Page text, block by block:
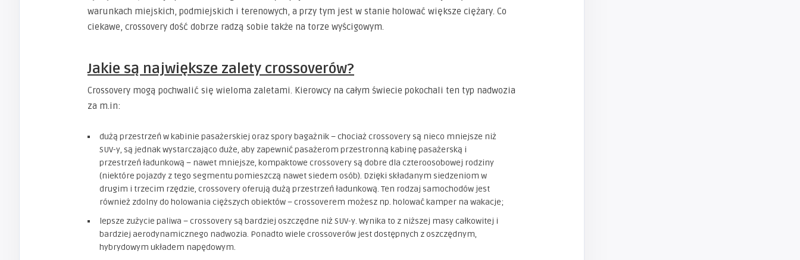
warunkach miejskich, podmiejskich i terenowych, a przy tym jest w stanie holować większe ciężary. Co
ciekawe, crossovery dość dobrze radzą sobie także na torze wyścigowym.
Jakie są największe zalety crossoverów?
Crossovery mogą pochwalić się wieloma zaletami. Kierowcy na całym świecie pokochali ten typ nadwozia
za m.in:
dużą przestrzeń w kabinie pasażerskiej oraz spory bagażnik – chociaż crossovery są nieco mniejsze niż
SUV-y, są jednak wystarczająco duże, aby zapewnić pasażerom przestronną kabinę pasażerską i
przestrzeń ładunkową – nawet mniejsze, kompaktowe crossovery są dobre dla czteroosobowej rodziny
(niektóre pojazdy z tego segmentu pomieszczą nawet siedem osób). Dzięki składanym siedzeniom w
drugim i trzecim rzędzie, crossovery oferują dużą przestrzeń ładunkową. Ten rodzaj samochodów jest
również zdolny do holowania cięższych obiektów – crossoverem możesz np. holować kamper na wakacje;
lepsze zużycie paliwa – crossovery są bardziej oszczędne niż SUV-y. Wynika to z niższej masy całkowitej i
bardziej aerodynamicznego nadwozia. Ponadto wiele crossoverów jest dostępnych z oszczędnym,
hybrydowym układem napędowym.